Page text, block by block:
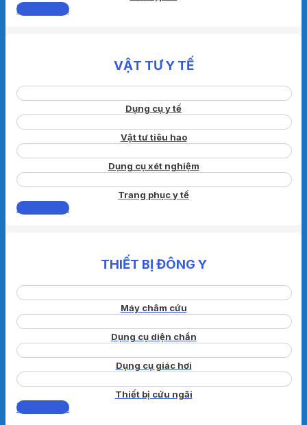
Xem thêm
VẬT TƯ Y TẾ
Dụng cụ y tế
Vật tư tiêu hao
Dụng cụ xét nghiệm
Trang phục y tế
Xem thêm
THIẾT BỊ ĐÔNG Y
Máy châm cứu
Dụng cụ diện chẩn
Dụng cụ giác hơi
Thiết bị cứu ngãi
Xem thêm